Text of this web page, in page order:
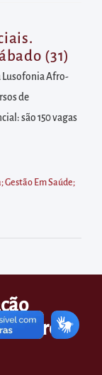
(31)
Lusofonia Afro-
de
são 150 vagas
Gestão Em Saúde;
Afro-